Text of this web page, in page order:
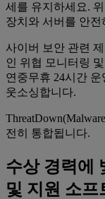
세를 유지하세요.
장치와 서버를 안
사이버 보안 관련
인 위협 모니터링
연중무휴 24시간
웃소싱합니다.
전히 통합됩니다.
수상 경력에
및 지원 소프